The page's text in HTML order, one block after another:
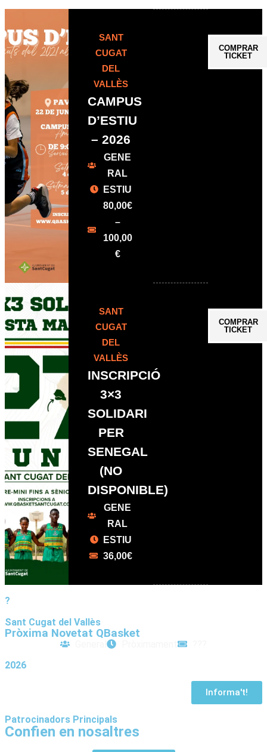
SANT
CUGAT
DEL
VALLÈS
CAMPUS
D’ESTIU
– 2026
GENE
RAL
ESTIU
80,00€
–
100,00
€
COMPRAR
TICKET
SANT
CUGAT
DEL
VALLÈS
INSCRIPCIÓ
3×3
SOLIDARI
PER
SENEGAL
(NO
DISPONIBLE)
GENE
RAL
ESTIU
36,00€
COMPRAR
TICKET
?
Sant Cugat del Vallès
Pròxima Novetat QBasket
2026
Informa't!
Patrocinadors Principals
Confien en nosaltres